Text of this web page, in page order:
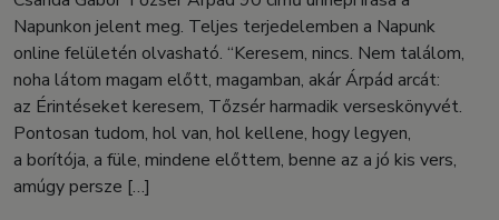
Napunkon jelent meg. Teljes terjedelemben a Napunk
online felületén olvasható. “Keresem, nincs. Nem találom,
noha látom magam előtt, magamban, akár Árpád arcát:
az Érintéseket keresem, Tőzsér harmadik verseskönyvét.
Pontosan tudom, hol van, hol kellene, hogy legyen,
a borítója, a füle, mindene előttem, benne az a jó kis vers,
amúgy persze […]